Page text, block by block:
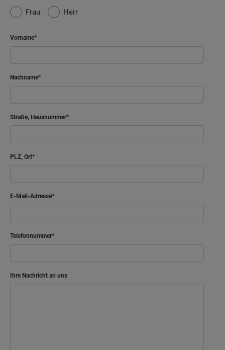
Frau Herr
Vorname
Nachname
Straße, Hausnummer
PLZ, Ort
E-Mail-Adresse
Telefonnummer
Ihre Nachricht an uns